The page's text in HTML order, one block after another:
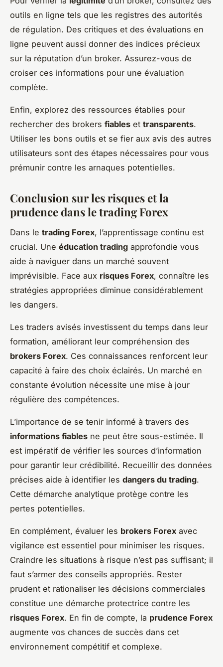
outils en ligne tels que les registres des autorités
de régulation. Des critiques et des évaluations en
ligne peuvent aussi donner des indices précieux
sur la réputation d’un broker. Assurez-vous de
croiser ces informations pour une évaluation
complète.
Enfin, explorez des ressources établies pour
rechercher des brokers fiables et transparents.
Utiliser les bons outils et se fier aux avis des autres
utilisateurs sont des étapes nécessaires pour vous
prémunir contre les arnaques potentielles.
Conclusion sur les risques et la
prudence dans le trading Forex
Dans le trading Forex, l’apprentissage continu est
crucial. Une éducation trading approfondie vous
aide à naviguer dans un marché souvent
imprévisible. Face aux risques Forex, connaître les
stratégies appropriées diminue considérablement
les dangers.
Les traders avisés investissent du temps dans leur
formation, améliorant leur compréhension des
brokers Forex. Ces connaissances renforcent leur
capacité à faire des choix éclairés. Un marché en
constante évolution nécessite une mise à jour
régulière des compétences.
L’importance de se tenir informé à travers des
informations fiables ne peut être sous-estimée. Il
est impératif de vérifier les sources d’information
pour garantir leur crédibilité. Recueillir des données
précises aide à identifier les dangers du trading.
Cette démarche analytique protège contre les
pertes potentielles.
En complément, évaluer les brokers Forex avec
vigilance est essentiel pour minimiser les risques.
Craindre les situations à risque n’est pas suffisant; il
faut s’armer des conseils appropriés. Rester
prudent et rationaliser les décisions commerciales
constitue une démarche protectrice contre les
risques Forex. En fin de compte, la prudence Forex
augmente vos chances de succès dans cet
environnement compétitif et complexe.